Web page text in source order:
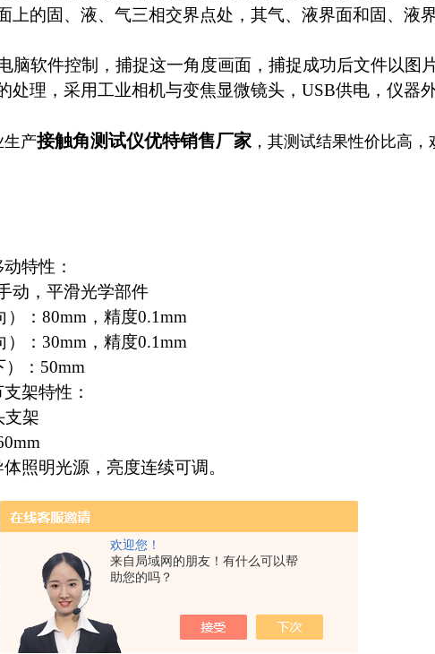
欢迎您！
来自局域网的朋友！有什么可以帮
助您的吗？
上的固、液、气三相交界点处，其气、液界面和固、液
脑软件控制，捕捉这一角度画面，捕捉成功后文件以图
处理，采用工业相机与变焦显微镜头，USB供电，仪器
生产接触角测试仪优特销售厂家 ，其测试结果性价比高，
特性：
动，平滑光学部件
）：80mm，精度0.1mm
：30mm，精度0.1mm
：50mm
架特性：
支架
照明光源，亮度连续可调。
的软件特性：
大窗口拍照和分析。
析功能
。
功能，定时时间任意可调。
180°